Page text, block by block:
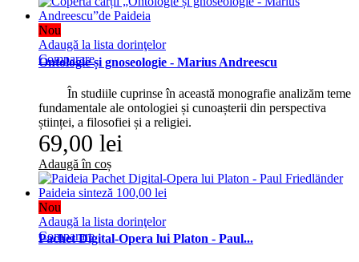
Nou
Adaugă la lista dorinţelor
Comparare
Ontologie și gnoseologie - Marius Andreescu
În studiile cuprinse în această monografie analizăm teme
fundamentale ale ontologiei și cunoașterii din perspectiva
științei, a filosofiei și a religiei.
69,00 lei
Adaugă în coș
Nou
Adaugă la lista dorinţelor
Comparare
Pachet Digital-Opera lui Platon - Paul...